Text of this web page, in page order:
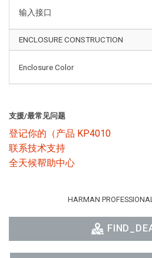
输入接口
ENCLOSURE CONSTRUCTION
Enclosure Color
支援/最常见问题
登记你的（产品 KP4010
联系技术支持
全天候帮助中心
HARMAN